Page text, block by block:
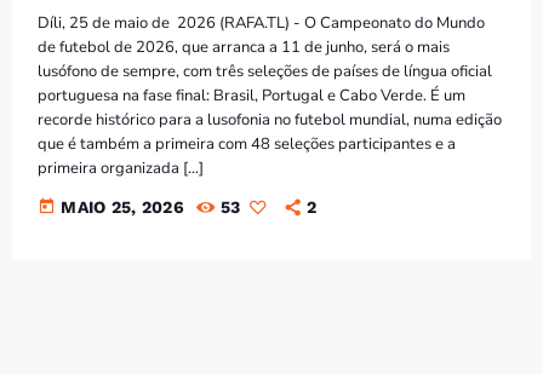
Díli, 25 de maio de 2026 (RAFA.TL) - O Campeonato do Mundo
de futebol de 2026, que arranca a 11 de junho, será o mais
lusófono de sempre, com três seleções de países de língua oficial
portuguesa na fase final: Brasil, Portugal e Cabo Verde. É um
recorde histórico para a lusofonia no futebol mundial, numa edição
que é também a primeira com 48 seleções participantes e a
primeira organizada […]
today MAIO 25, 2026 53 2